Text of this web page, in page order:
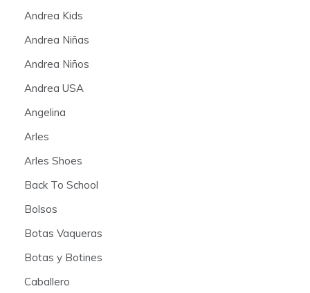
Andrea Kids
Andrea Niñas
Andrea Niños
Andrea USA
Angelina
Arles
Arles Shoes
Back To School
Bolsos
Botas Vaqueras
Botas y Botines
Caballero